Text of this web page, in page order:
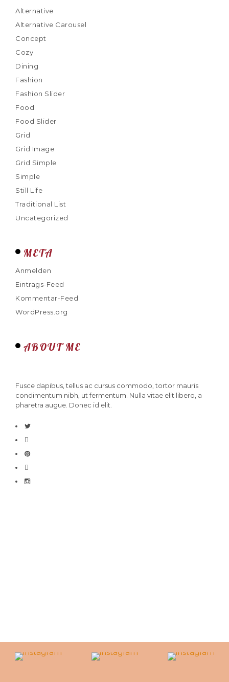
Alternative
Alternative Carousel
Concept
Cozy
Dining
Fashion
Fashion Slider
Food
Food Slider
Grid
Grid Image
Grid Simple
Simple
Still Life
Traditional List
Uncategorized
META
Anmelden
Eintrags-Feed
Kommentar-Feed
WordPress.org
ABOUT ME
Fusce dapibus, tellus ac cursus commodo, tortor mauris
condimentum nibh, ut fermentum. Nulla vitae elit libero, a
pharetra augue. Donec id elit.